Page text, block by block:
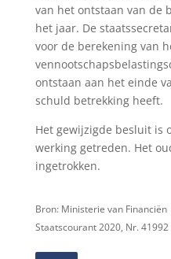
van het ontstaan van de
het jaar. De
voor de berekening van
ontstaan aan het einde
schuld betrekking heeft.
Het gewijzigde besluit is
werking getreden. Het
ingetrokken.
Bron: Ministerie van
Staatscourant 2020, Nr.